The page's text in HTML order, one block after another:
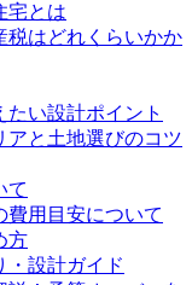
宅とは
税はどれくらいかか
い設計ポイント
アと土地選びのコツ
て
費用目安について
方
・設計ガイド